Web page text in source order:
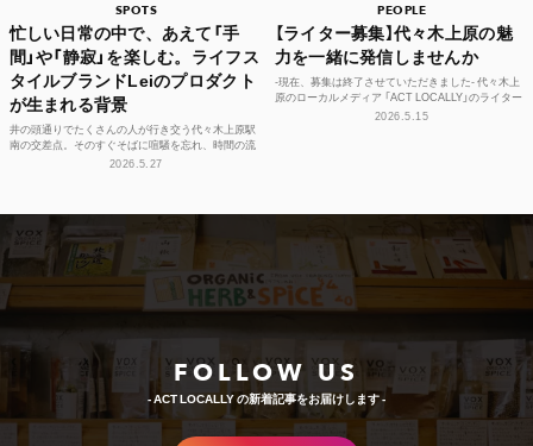
SPOTS
忙しい日常の中で、あえて「手
間」や「静寂」を楽しむ。ライフス
タイルブランドLeiのプロダクト
が生まれる背景
井の頭通りでたくさんの人が行き交う代々木上原駅
南の交差点。そのすぐそばに喧騒を忘れ、時間の流
れや感性をフラットに整えられる空間があります。
2026.5.27
PEOPLE
【ライター募集】代々木上原の魅
力を一緒に発信しませんか
-現在、募集は終了させていただきました- 代々木上
原のローカルメディア 「ACT LOCALLY」のライター
募集！ 世界中にある個性豊かな街に負けない魅...
2026.5.15
FOLLOW US
- ACT LOCALLY の新着記事をお届けします -